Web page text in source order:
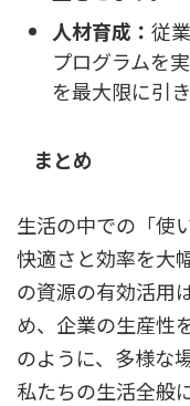
人材育成： 従
プログラムを
を最大限に引
まとめ
生活の中での「使
快適さと効率を大
の資源の有効活用
め、企業の生産性
のように、多様な
私たちの生活全般